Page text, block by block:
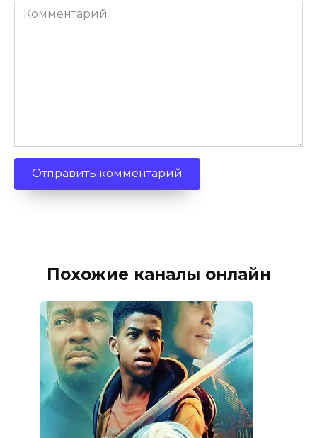
Комментарий
Похожие каналы онлайн